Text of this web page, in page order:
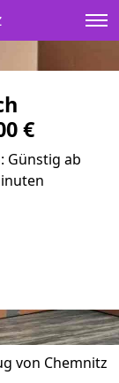
€
Günstig ab
von Chemnitz